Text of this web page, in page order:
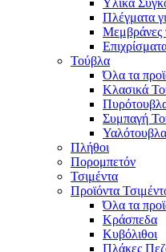
Πλέγματα
Μεμβράνες
Τούβλα
Όλα τα
Κλασικά
Συμπαγή
Υαλότουβλα
Πλήθοι
Πορομπετόν
Τσιμέντα
Προϊόντα
Όλα τα
Κράσπεδα
Κυβόλιθοι
Πλάκες